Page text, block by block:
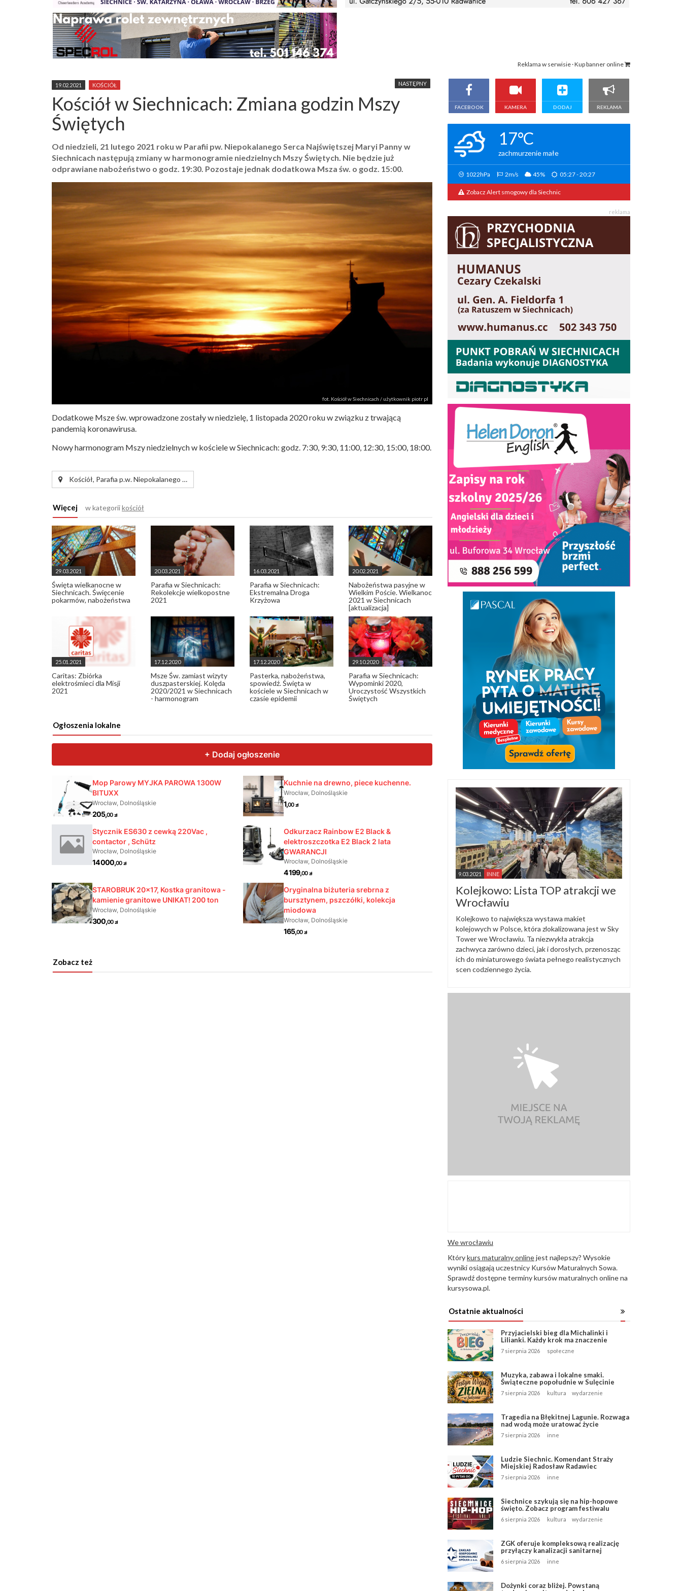
Reklama w serwisie · Kup banner online
NASTĘPNY
19.02.2021 KOŚCIÓŁ
Kościół w Siechnicach: Zmiana godzin Mszy
Świętych
Od niedzieli, 21 lutego 2021 roku w Parafii pw. Niepokalanego Serca Najświętszej Maryi Panny w
Siechnicach następują zmiany w harmonogramie niedzielnych Mszy Świętych. Nie będzie już
odprawiane nabożeństwo o godz. 19:30. Pozostaje jednak dodatkowa Msza św. o godz. 15:00.
fot. Kościół w Siechnicach / użytkownik piotr pl
Dodatkowe Msze św. wprowadzone zostały w niedzielę, 1 listopada 2020 roku w związku z trwającą
pandemią koronawirusa.
Nowy harmonogram Mszy niedzielnych w kościele w Siechnicach: godz. 7:30, 9:30, 11:00, 12:30, 15:00, 18:00.
Kościół, Parafia p.w. Niepokalanego …
Więcej w kategoriikościół
29.03.2021
Święta wielkanocne w
Siechnicach. Święcenie
pokarmów, nabożeństwa
20.03.2021
Parafia w Siechnicach:
Rekolekcje wielkopostne
2021
16.03.2021
Parafia w Siechnicach:
Ekstremalna Droga
Krzyżowa
20.02.2021
Nabożeństwa pasyjne w
Wielkim Poście. Wielkanoc
2021 w Siechnicach
[aktualizacja]
25.01.2021
Caritas: Zbiórka
elektrośmieci dla Misji
2021
17.12.2020
Msze Św. zamiast wizyty
duszpasterskiej. Kolęda
2020/2021 w Siechnicach
- harmonogram
17.12.2020
Pasterka, nabożeństwa,
spowiedź. Święta w
kościele w Siechnicach w
czasie epidemii
29.10.2020
Parafia w Siechnicach:
Wypominki 2020,
Uroczystość Wszystkich
Świętych
Ogłoszenia lokalne
Zobacz też
FACEBOOK KAMERA DODAJ REKLAMA
17°C
zachmurzenie małe
1022hPa 2m/s 45% 05:27 - 20:27
Zobacz Alert smogowy dla Siechnic
reklama
9.03.2021 INNE
Kolejkowo: Lista TOP atrakcji we
Wrocławiu
Kolejkowo to największa wystawa makiet
kolejowych w Polsce, która zlokalizowana jest w Sky
Tower we Wrocławiu. Ta niezwykła atrakcja
zachwyca zarówno dzieci, jak i dorosłych, przenosząc
ich do miniaturowego świata pełnego realistycznych
scen codziennego życia.
We wrocławiu
Którykurs maturalny onlinejest najlepszy? Wysokie
wyniki osiągają uczestnicy Kursów Maturalnych Sowa.
Sprawdź dostępne terminy kursów maturalnych online na
kursysowa.pl.
Ostatnie aktualności
Przyjacielski bieg dla Michalinki i
Lilianki. Każdy krok ma znaczenie
7 sierpnia 2026 społeczne
Muzyka, zabawa i lokalne smaki.
Świąteczne popołudnie w Sulęcinie
7 sierpnia 2026 kultura wydarzenie
Tragedia na Błękitnej Lagunie. Rozwaga
nad wodą może uratować życie
7 sierpnia 2026 inne
Ludzie Siechnic. Komendant Straży
Miejskiej Radosław Radawiec
7 sierpnia 2026 inne
Siechnice szykują się na hip-hopowe
święto. Zobacz program festiwalu
6 sierpnia 2026 kultura wydarzenie
ZGK oferuje kompleksową realizację
przyłączy kanalizacji sanitarnej
6 sierpnia 2026 inne
Dożynki coraz bliżej. Powstaną